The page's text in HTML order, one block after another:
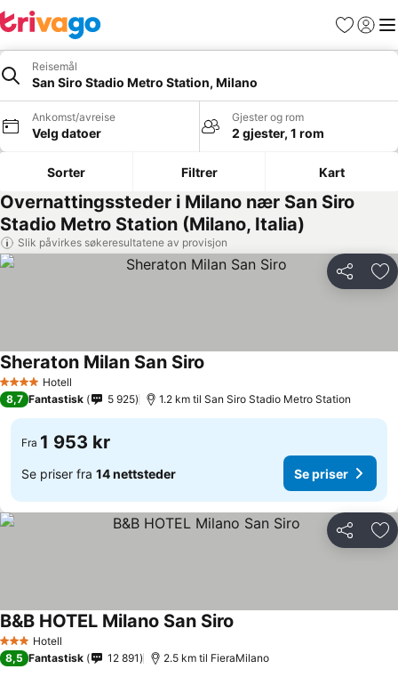
Favoritter
Logg
Reisemål
San Siro Stadio Metro Station, Milano
Ankomst/avreise
Velg datoer
Gjester og rom
2 gjester, 1 rom
Sorter Filtrer Kart
Overnattingssteder i Milano nær San Siro
Stadio Metro Station (Milano, Italia)
Slik påvirkes søkeresultatene av provisjon
Del
4 StjernerHotell
Sheraton Milan San Siro
8,7 Fantastisk 5 925 1.2 km til San Siro Stadio Metro Station
Fra 1 953 kr
Se priser fra 14 nettsteder Se priser
Del
3 StjernerHotell
B&B HOTEL Milano San Siro
8,5 Fantastisk 12 891 2.5 km til FieraMilano